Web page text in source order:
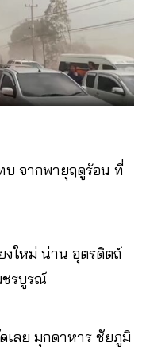
บ จากพายุฤดูร้อน ที่
งใหม่ น่าน อุตรดิตถ์
ชรบูรณ์
เลย มุกดาหาร ชัยภูมิ